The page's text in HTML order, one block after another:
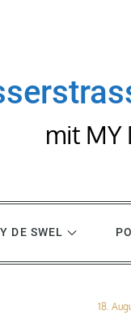
mit MY
DE SWEL
18.